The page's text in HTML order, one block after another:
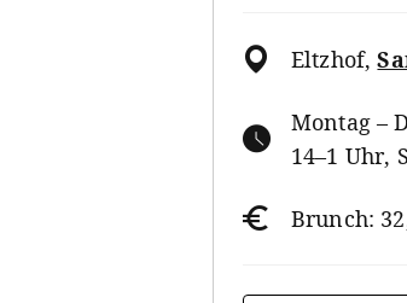
Eltzhof,
Montag –
14–1 Uhr,
Brunch: